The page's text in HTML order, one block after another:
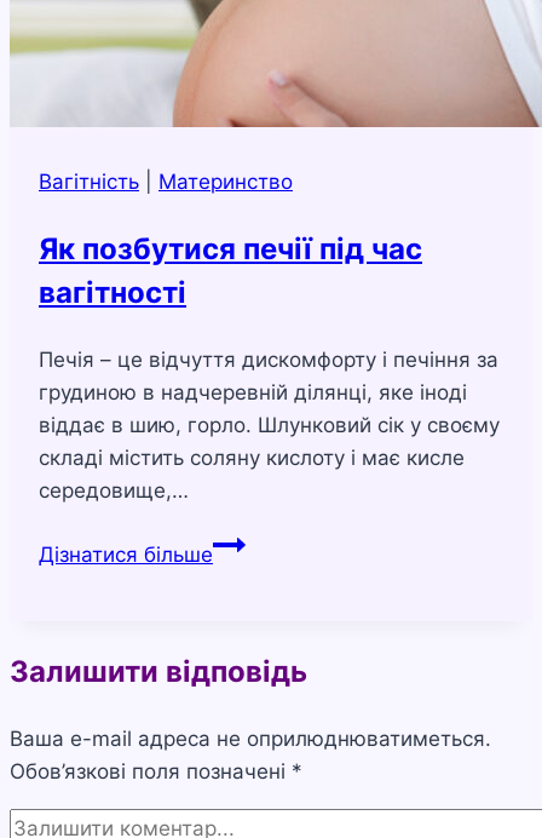
Вагітність Материнство
Як позбутися печії під час
вагітності
Печія – це відчуття дискомфорту і печіння за
грудиною в надчеревній ділянці, яке іноді
віддає в шию, горло. Шлунковий сік у своєму
складі містить соляну кислоту і має кисле
середовище,…
Дізнатися більшеЯк
час
Залишити відповідь
Ваша e-mail адреса не оприлюднюватиметься.
Обов’язкові поля позначені *